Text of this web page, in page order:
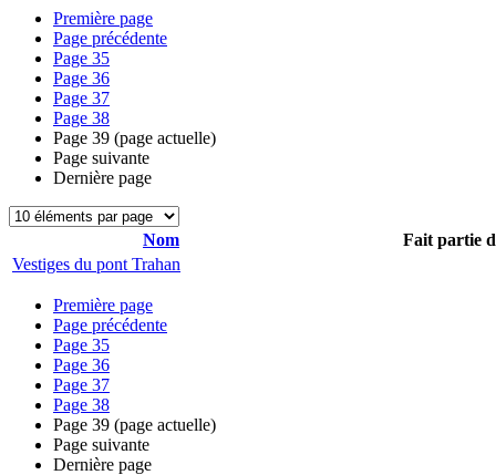
Première page
Page précédente
Page 35
Page 36
Page 37
Page 38
Page 39 (page actuelle)
Page suivante
Dernière page
Nom
Fait partie
Vestiges du pont Trahan
Première page
Page précédente
Page 35
Page 36
Page 37
Page 38
Page 39 (page actuelle)
Page suivante
Dernière page